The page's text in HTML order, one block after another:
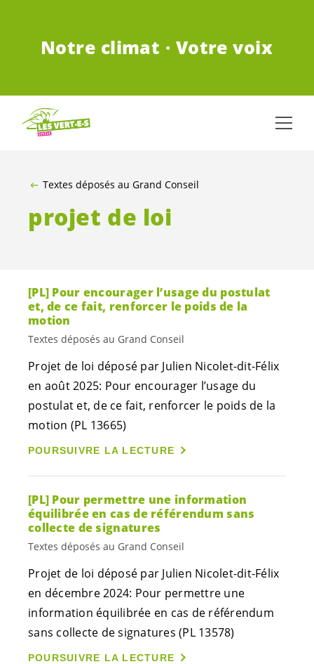
Notre climat · Votre voix
Textes déposés au Grand Conseil
projet de loi
[PL] Pour encourager l’usage du postulat
et, de ce fait, renforcer le poids de la
motion
Textes déposés au Grand Conseil
Projet de loi déposé par Julien Nicolet-dit-Félix
en août 2025: Pour encourager l’usage du
postulat et, de ce fait, renforcer le poids de la
motion (PL 13665)
POURSUIVRE LA LECTURE
[PL] Pour permettre une information
équilibrée en cas de référendum sans
collecte de signatures
Textes déposés au Grand Conseil
Projet de loi déposé par Julien Nicolet-dit-Félix
en décembre 2024: Pour permettre une
information équilibrée en cas de référendum
sans collecte de signatures (PL 13578)
POURSUIVRE LA LECTURE